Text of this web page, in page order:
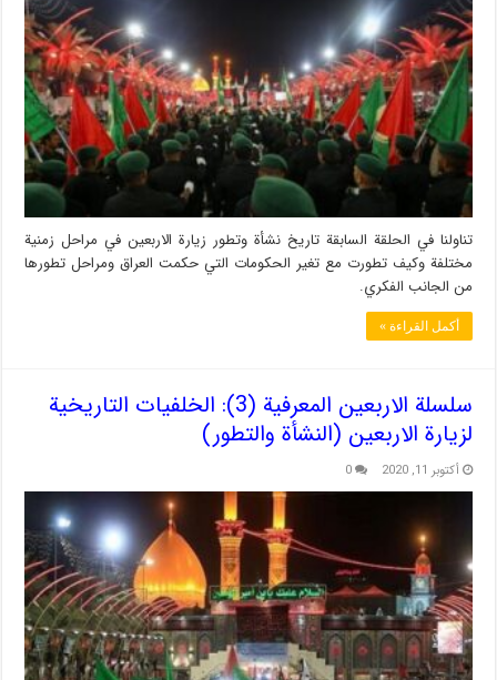
تناولنا في الحلقة السابقة تاريخ نشأة وتطور زيارة الاربعين في مراحل زمنية
مختلفة وكيف تطورت مع تغير الحكومات التي حكمت العراق ومراحل تطورها
من الجانب الفكري.
أكمل القراءة »
سلسلة الاربعين المعرفية (3): الخلفيات التاريخية
لزيارة الاربعين (النشأة والتطور)
أكتوبر 11, 2020 0